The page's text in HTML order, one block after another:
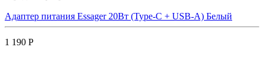
Адаптер питания Essager 20Вт (Type-C + USB-A) Белый
1 190 Р